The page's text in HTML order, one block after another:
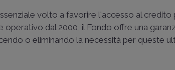
volto a favorire l'accesso al credito
dal 2000, il Fondo offre una
o eliminando la necessità per queste